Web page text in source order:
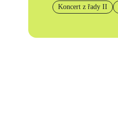
Koncert z řady II